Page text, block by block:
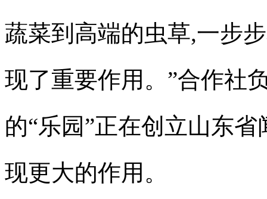
蔬菜到高端的虫草,一步
现了重要作用。”合作社
的“乐园”正在创立山东省
现更大的作用。